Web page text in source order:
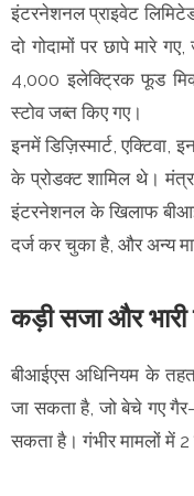
इंटरनेशनल प्राइवेट
दो गोदामों पर छापे मारे
4,000 इलेक्ट्रिक फूड
स्टोव जब्त किए गए।
इनमें डिज़िस्मार्ट, एक्टिवा,
के प्रोडक्ट शामिल थे।
इंटरनेशनल के खिलाफ
दर्ज कर चुका है, और अन्य
कड़ी सजा और भारी
बीआईएस अधिनियम के
जा सकता है, जो बेचे गए
सकता है। गंभीर मामलों में